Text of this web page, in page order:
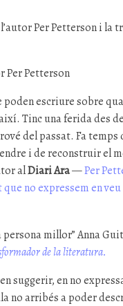
Per Petterson i la
Per Petterson
escriure sobre
Tinc una ferida des
del passat. Fa temps
i de reconstruir el
alDiari Ara—Per
no expressem en veu
persona millor” Anna
de la literatura.
suggerir, en no
no arribés a poder